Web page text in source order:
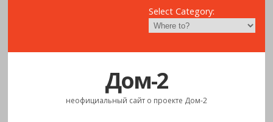
Select Category:
Дом-2
неофициальный сайт о проекте Дом-2